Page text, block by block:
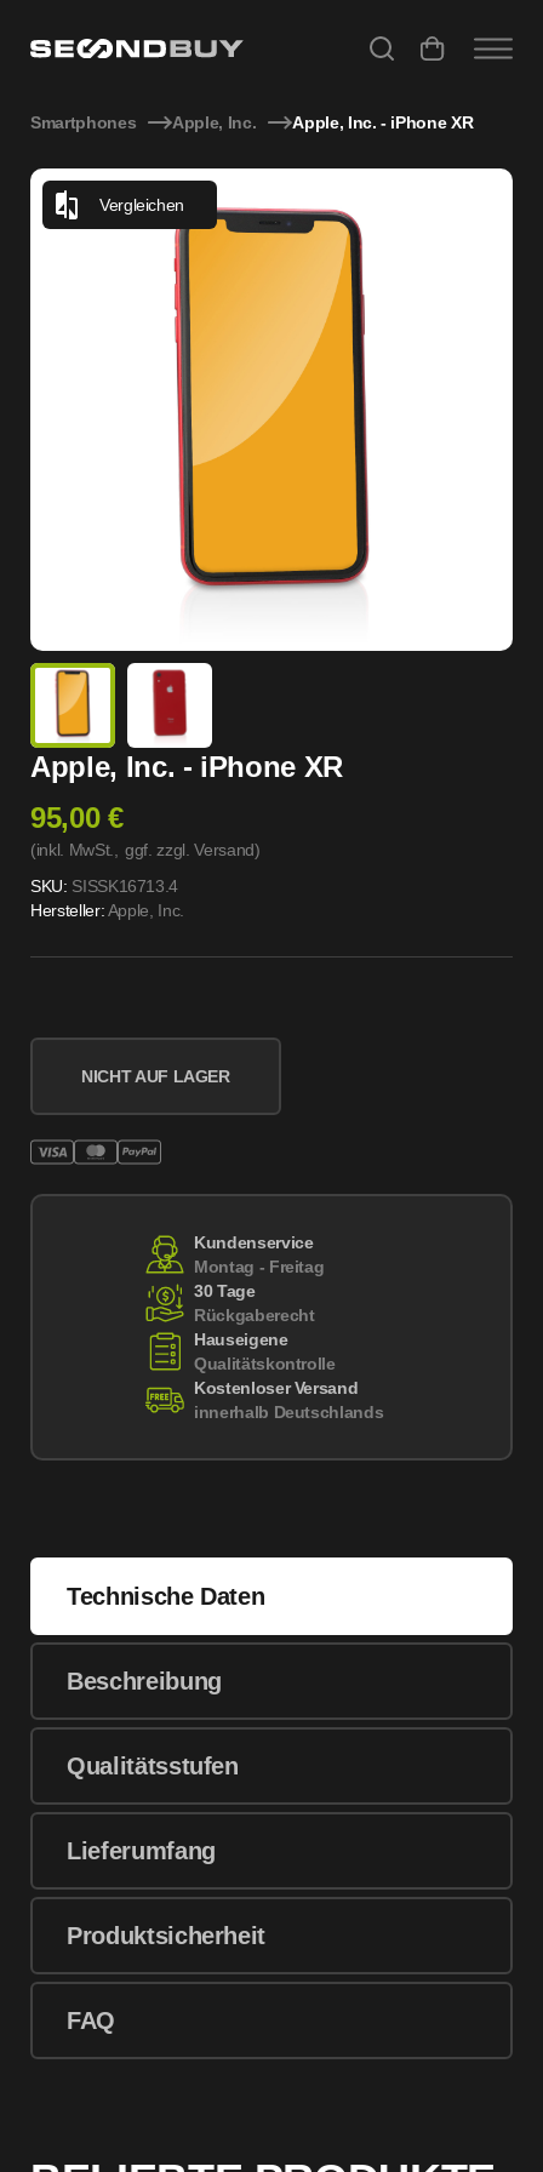
Smartphones Apple, Inc. Apple, Inc. - iPhone XR
Vergleichen
Apple, Inc. - iPhone XR
95,00 €
(inkl. MwSt., ggf. zzgl. Versand)
SKU: SISSK16713.4
Hersteller:Apple, Inc.
NICHT AUF LAGER
Kundenservice
Montag - Freitag
30 Tage
Rückgaberecht
Hauseigene
Qualitätskontrolle
Kostenloser Versand
innerhalb Deutschlands
Technische Daten
Beschreibung
Qualitätsstufen
Lieferumfang
Produktsicherheit
FAQ